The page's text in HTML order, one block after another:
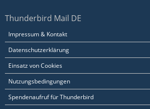
Thunderbird Mail DE
Impressum & Kontakt
Datenschutzerklärung
Einsatz von Cookies
Nutzungsbedingungen
Spendenaufruf für Thunderbird